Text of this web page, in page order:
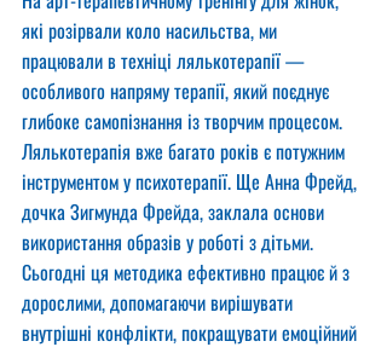
які розірвали коло насильства, ми
працювали в техніці лялькотерапії —
особливого напряму терапії, який поєднує
глибоке самопізнання із творчим процесом.
Лялькотерапія вже багато років є потужним
інструментом у психотерапії. Ще Анна Фрейд,
дочка Зигмунда Фрейда, заклала основи
використання образів у роботі з дітьми.
Сьогодні ця методика ефективно працює й з
дорослими, допомагаючи вирішувати
внутрішні конфлікти, покращувати емоційний